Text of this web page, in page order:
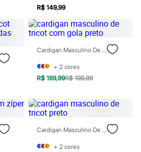
R$ 149,99
Cardigan Masculino De Tricot Com Gola Preto
+ 2 cores
R$ 169,99R$ 199,99
Cardigan Masculino De Tricot Preto
+ 2 cores